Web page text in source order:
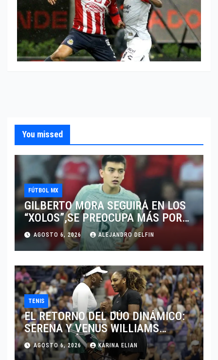
You missed
FÚTBOL MX
GILBERTO MORA SEGUIRÁ EN LOS
“XOLOS”,SE PREOCUPA MÁS POR
JUGAR EN SU EQUIPO.
AGOSTO 6, 2026 ALEJANDRO DELFIN
TENIS
EL RETORNO DEL DÚO DINÁMICO:
SERENA Y VENUS WILLIAMS
DISPUTARÁN LOS DOBLES EN
CINCINNATI 2026
AGOSTO 6, 2026 KARINA ELIAN